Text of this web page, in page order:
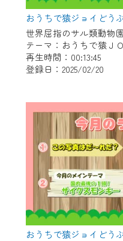
テーマ：おうちで猿Ｊ
再生時間：00:13:45
登録日：2025/02/20